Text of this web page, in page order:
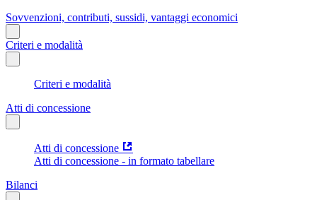
Sovvenzioni, contributi, sussidi, vantaggi economici
Criteri e modalità
Criteri e modalità
Atti di concessione
Atti di concessione
Atti di concessione - in formato tabellare
Bilanci